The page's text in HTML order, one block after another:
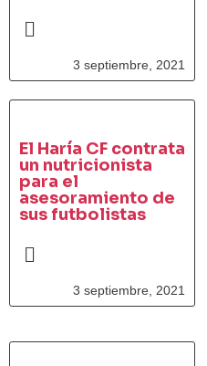
3 septiembre, 2021
El Haría CF contrata
un nutricionista
para el
asesoramiento de
sus futbolistas
3 septiembre, 2021